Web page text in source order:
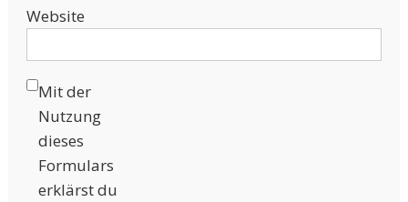
Website
Mit der
Nutzung
dieses
Formulars
erklärst du